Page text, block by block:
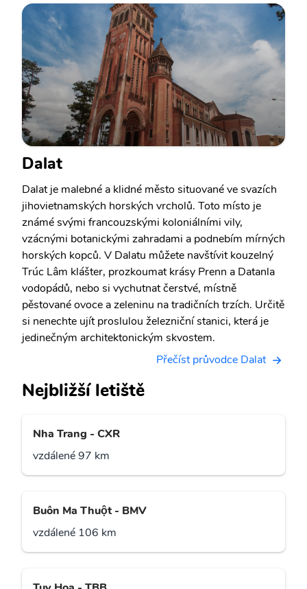
Dalat
Dalat je malebné a klidné město situované ve svazích
jihovietnamských horských vrcholů. Toto místo je
známé svými francouzskými koloniálními vily,
vzácnými botanickými zahradami a podnebím mírných
horských kopců. V Dalatu můžete navštívit kouzelný
Trúc Lâm klášter, prozkoumat krásy Prenn a Datanla
vodopádů, nebo si vychutnat čerstvé, místně
pěstované ovoce a zeleninu na tradičních trzích. Určitě
si nenechte ujít proslulou železniční stanici, která je
jedinečným architektonickým skvostem.
Přečíst průvodce Dalat
Nejbližší letiště
Nha Trang - CXR
vzdálené 97 km
Buôn Ma Thuột - BMV
vzdálené 106 km